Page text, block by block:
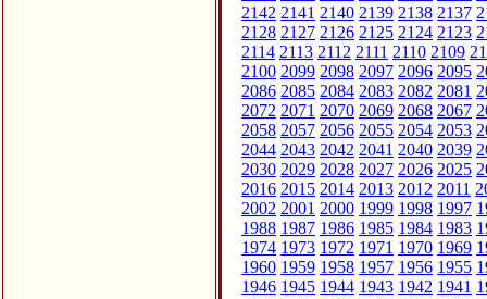
2142 2141 2140 2139 2138 2137
2128 2127 2126 2125 2124 2123
2114 2113 2112 2111 2110 2109
2100 2099 2098 2097 2096 2095
2086 2085 2084 2083 2082 2081
2072 2071 2070 2069 2068 2067
2058 2057 2056 2055 2054 2053
2044 2043 2042 2041 2040 2039
2030 2029 2028 2027 2026 2025
2016 2015 2014 2013 2012 2011
2002 2001 2000 1999 1998 1997
1988 1987 1986 1985 1984 1983
1974 1973 1972 1971 1970 1969
1960 1959 1958 1957 1956 1955
1946 1945 1944 1943 1942 1941